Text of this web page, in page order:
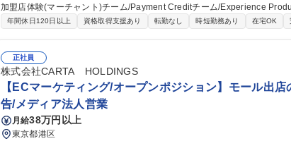
加盟店体験(マーチャント)チーム/Payment Creditチーム/Experience
ループ全体のロードマップや各事業の成長計画を踏まえた、担当ドメイン
ント（スケジュールの線引き、開発進行管理、予実管理を含む） ■ビジ
からの要望をもとに、エンジニアと協働した仕様の具体化※続きはその他労働条件備考へ 募集
マネージャー - Merpay】スマホ決済サービス「メルペイ」
年間休日120日以上 資格取得支援あり 転勤なし 時短勤務あり 在宅OK
正社員
株式会社CARTA HOLDINGS
【ECマーケティング/オープンポジション】モール出
告/メディア法人営業
月給38万円以上
東京都港区